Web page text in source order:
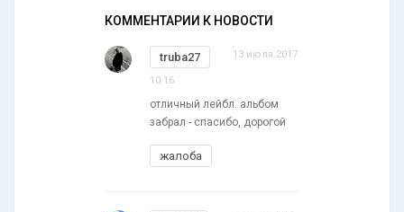
КОММЕНТАРИИ К НОВОСТИ
truba27 13 июля 2017
10:16
отличный лейбл. альбом
забрал - спасибо, дорогой
жалоба